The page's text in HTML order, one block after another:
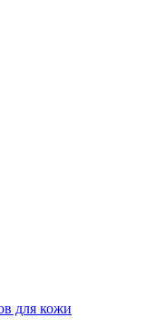
для кожи